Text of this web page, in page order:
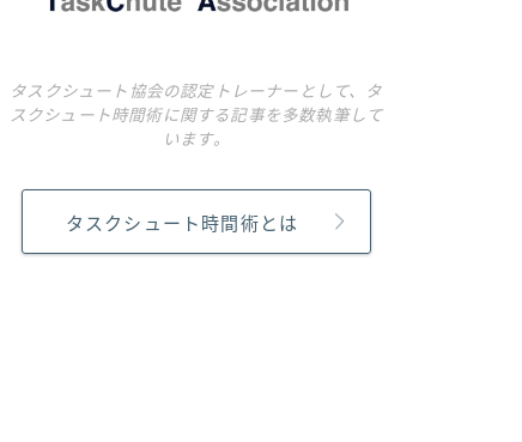
タスクシュート協会の認定トレーナーとして、タ
スクシュート時間術に関する記事を多数執筆して
います。
タスクシュート時間術とは